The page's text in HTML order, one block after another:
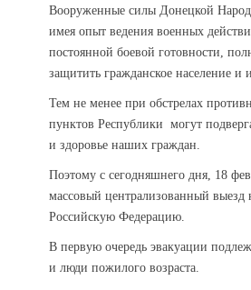
Вооруженные силы Донецкой
имея опыт ведения военных
постоянной боевой готовности,
защитить гражданское население и
Тем не менее при обстрелах
пунктов Республики могут
и здоровье наших граждан.
Поэтому с сегодняшнего дня, 18
массовый централизованный выезд
Российскую Федерацию.
В первую очередь эвакуации
и люди пожилого возраста.